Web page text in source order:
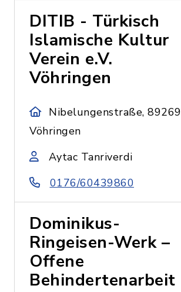
DITIB - Türkisch
Islamische Kultur
Verein e.V.
Vöhringen
Nibelungenstraße, 89269
Vöhringen
Aytac Tanriverdi
0176/60439860
Dominikus-
Ringeisen-Werk –
Offene
Behindertenarbeit